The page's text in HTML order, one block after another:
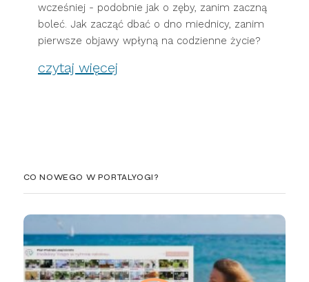
CO NOWEGO W PORTALYOGI?
wcześniej - podobnie jak o zęby, zanim zaczną
boleć. Jak zacząć dbać o dno miednicy, zanim
pierwsze objawy wpłyną na codzienne życie?
czytaj więcej